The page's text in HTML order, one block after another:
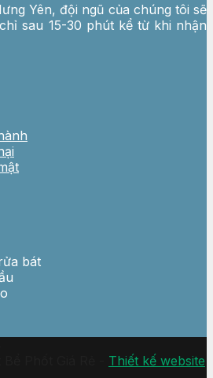
Yên, đội ngũ của chúng tôi sẽ
sau 15-30 phút kể từ khi nhận
bát
Thiết kế website